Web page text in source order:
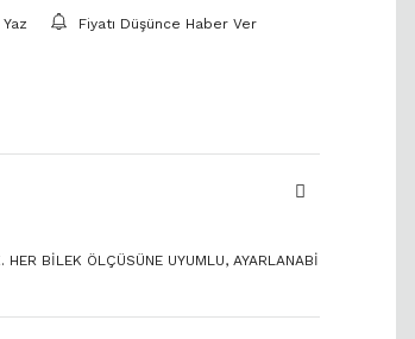
Fiyatı Düşünce Haber Ver
BİLEK ÖLÇÜSÜNE UYUMLU, AYARLANABİ